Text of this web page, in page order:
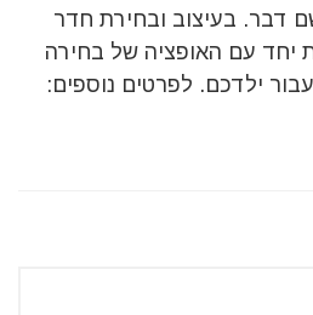
דבר. בעיצוב ובחירת חדר
יחד עם האופציה של בחירה
ילדכם. לפרטים נוספים: